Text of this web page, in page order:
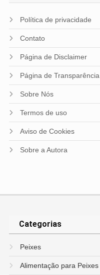
Política de privacidade
Contato
Página de Disclaimer
Página de Transparência
Sobre Nós
Termos de uso
Aviso de Cookies
Sobre a Autora
Categorias
Peixes
Alimentação para Peixes